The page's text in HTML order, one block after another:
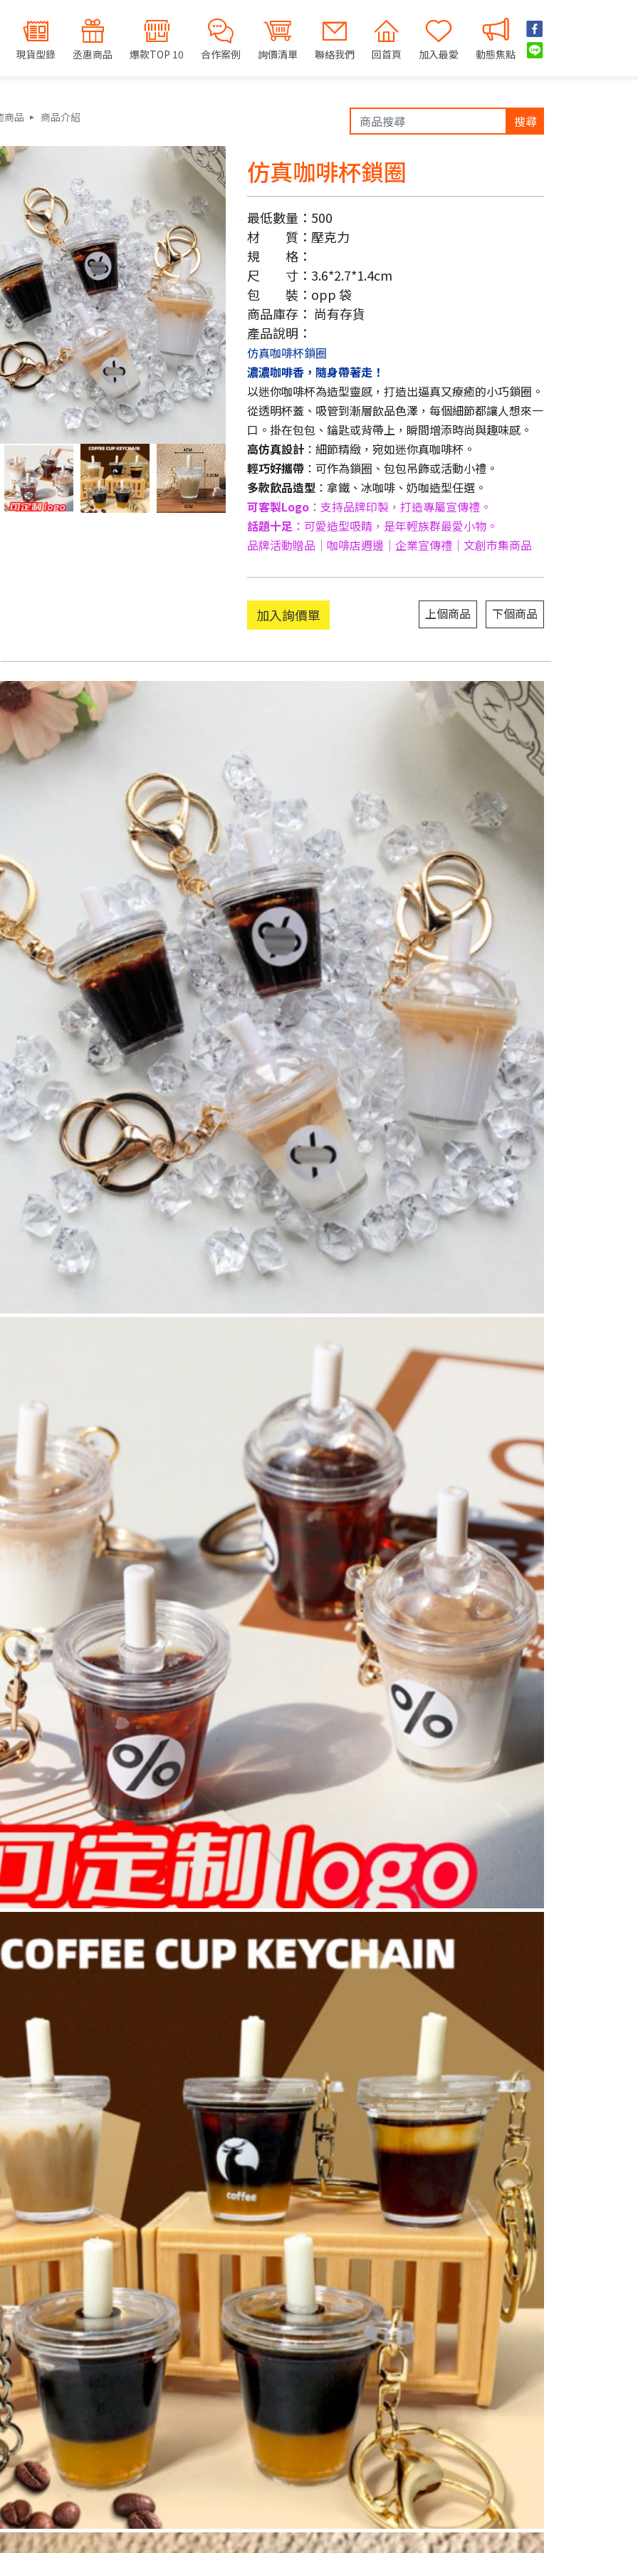
現貨型錄 丞惠商品 爆款TOP 10 合作案例 詢價清單 聯絡我們 回首頁 加入最愛 動態焦點
商品 商品介紹 搜尋
仿真咖啡杯鎖圈
最低數量： 500
材 質： 壓克力
規 格：
尺 寸： 3.6*2.7*1.4cm
包 裝： opp 袋
商品庫存： 尚有存貨
產品說明：
仿真咖啡杯鎖圈
濃濃咖啡香，隨身帶著走！
以迷你咖啡杯為造型靈感，打造出逼真又療癒的小巧鎖圈。
從透明杯蓋、吸管到漸層飲品色澤，每個細節都讓人想來一
口。掛在包包、鑰匙或背帶上，瞬間增添時尚與趣味感。
高仿真設計：細節精緻，宛如迷你真咖啡杯。
輕巧好攜帶：可作為鎖圈、包包吊飾或活動小禮。
多款飲品造型：拿鐵、冰咖啡、奶咖造型任選。
可客製Logo：支持品牌印製，打造專屬宣傳禮。
話題十足：可愛造型吸睛，是年輕族群最愛小物。
品牌活動贈品｜咖啡店週邊｜企業宣傳禮｜文創市集商品
加入詢價單 上個商品 下個商品